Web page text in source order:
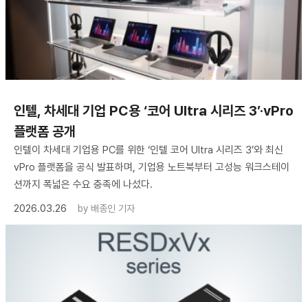
인텔, 차세대 기업 PC용 ‘코어 Ultra 시리즈 3’·vPro
플랫폼 공개
인텔이 차세대 기업용 PC를 위한 ‘인텔 코어 Ultra 시리즈 3’와 최신
vPro 플랫폼을 공식 발표하며, 기업용 노트북부터 고성능 워크스테이
션까지 폭넓은 수요 충족에 나섰다.
2026.03.26
by 배종인 기자